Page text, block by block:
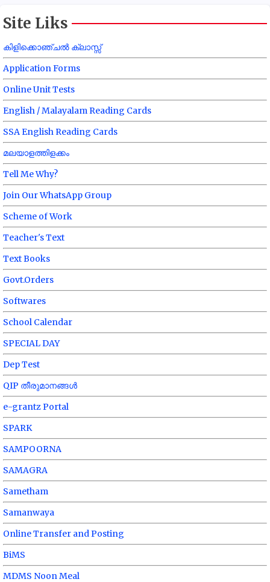
Site Liks
കിളിക്കൊഞ്ചൽ ക്ലാസ്സ്
Application Forms
Online Unit Tests
English / Malayalam Reading Cards
SSA English Reading Cards
മലയാളത്തിളക്കം
Tell Me Why?
Join Our WhatsApp Group
Scheme of Work
Teacher's Text
Text Books
Govt.Orders
Softwares
School Calendar
SPECIAL DAY
Dep Test
QIP തീരുമാനങ്ങൾ
e-grantz Portal
SPARK
SAMPOORNA
SAMAGRA
Sametham
Samanwaya
Online Transfer and Posting
BiMS
MDMS Noon Meal